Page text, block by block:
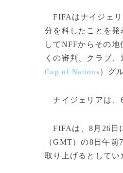
FIFAはナイジェリ
分を科したことを発
してNFFからその
くの審判、クラブ
Cup of Nations）グ
ナイジェリアは、
FIFAは、8月26日
（GMT）の8日午
取り上げるとしてい